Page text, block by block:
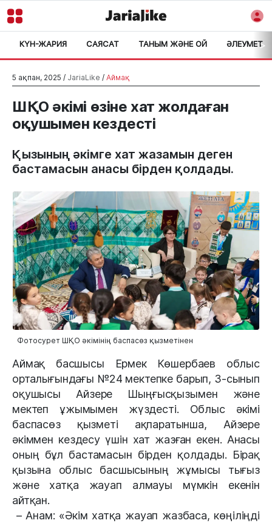
КҮН-ЖАРИЯ САЯСАТ ТАНЫМ ЖӘНЕ ОЙ ӘЛЕУМЕТ>
5 ақпан, 2025 / JariaLike / Аймақ
ШҚО әкімі өзіне хат жолдаған
оқушымен кездесті
Қызының әкімге хат жазамын деген
бастамасын анасы бірден қолдады.
Фотосурет ШҚО әкімінің баспасөз қызметінен
Аймақ басшысы Ермек Көшербаев облыс
орталығындағы №24 мектепке барып, 3-сынып
оқушысы Айзере Шыңғысқызымен және
мектеп ұжымымен жүздесті. Облыс әкімі
баспасөз қызметі ақпаратынша, Айзере
әкіммен кездесу үшін хат жазған екен. Анасы
оның бұл бастамасын бірден қолдады. Бірақ
қызына облыс басшысының жұмысы тығыз
және хатқа жауап алмауы мүмкін екенін
айтқан.
– Анам: «Әкім хатқа жауап жазбаса, көңіліңді